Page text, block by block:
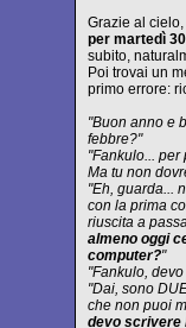
Grazie al cielo,
per martedì 30
subito,
Poi trovai un
primo errore:
"Buon anno e
febbre?"
"Fankulo... per
Ma tu non
"Eh, guarda...
con la prima
riuscita a
almeno oggi
computer?"
"Fankulo,
"Dai, sono
che non puoi
devo scrivere